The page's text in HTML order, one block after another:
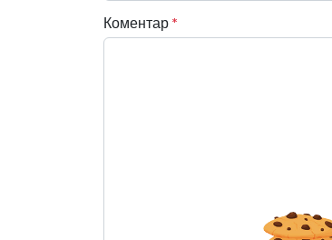
Коментар *